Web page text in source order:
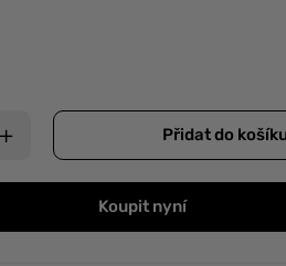
Přidat do
Koupit nyní